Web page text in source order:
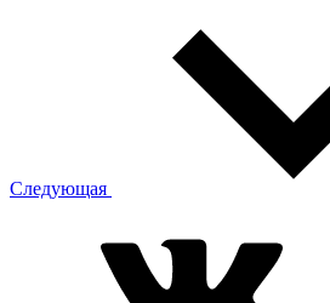
Следующая